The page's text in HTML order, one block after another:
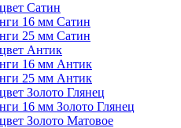
Сатин
16 мм Сатин
25 мм Сатин
Антик
16 мм Антик
25 мм Антик
Золото Глянец
16 мм Золото Глянец
Золото Матовое